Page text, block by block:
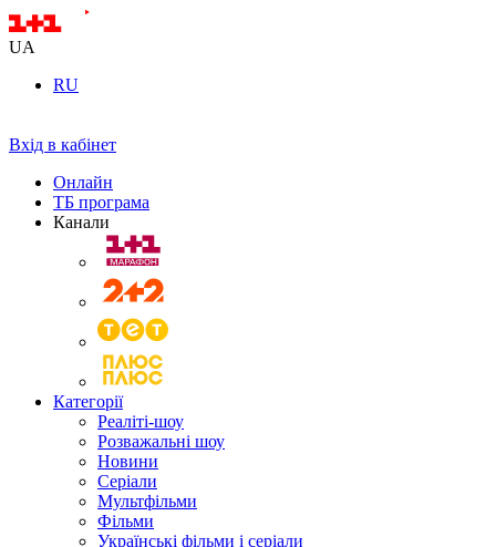
UA
RU
Вхід в кабінет
Онлайн
ТБ програма
Канали
Категорії
Реаліті-шоу
Розважальні шоу
Новини
Серіали
Мультфільми
Фільми
Українські фільми і серіали